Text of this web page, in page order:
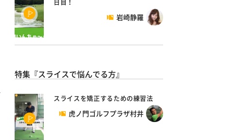
岩崎静羅
特集『スライスで悩んでる方』
スライスを矯正するための練習法
虎ノ門ゴルフプラザ村井